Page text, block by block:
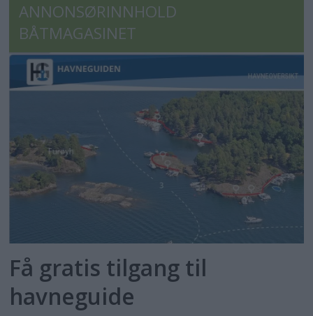
ANNONSØRINNHOLD
BÅTMAGASINET
Få gratis tilgang til
havneguide